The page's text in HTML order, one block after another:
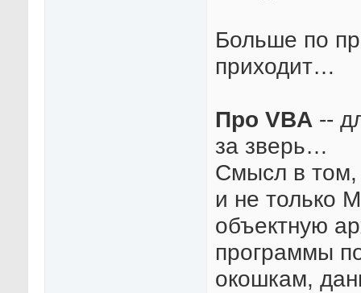
Больше по
приходит…
Про VBA --
за зверь…
Смысл в том,
и не только
объектную
программы
окошкам,